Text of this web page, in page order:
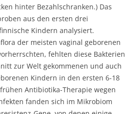
hinter Bezahlschranken.) Das
aus den ersten drei
Kindern analysiert.
der meisten vaginal geborenen
fehlten diese Bakterien
zur Welt gekommenen und auch
Kindern in den ersten 6-18
Antibiotika-Therapie wegen
fanden sich im Mikrobiom